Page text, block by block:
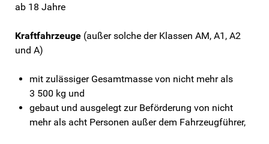
ab 18 Jahre
Kraftfahrzeuge (außer solche der Klassen AM, A1, A2
und A)
mit zulässiger Gesamtmasse von nicht mehr als
3 500 kg und
gebaut und ausgelegt zur Beförderung von nicht
mehr als acht Personen außer dem Fahrzeugführer,